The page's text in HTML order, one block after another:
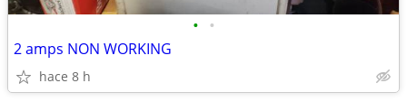
• •
2 amps NON WORKING
hace 8 h